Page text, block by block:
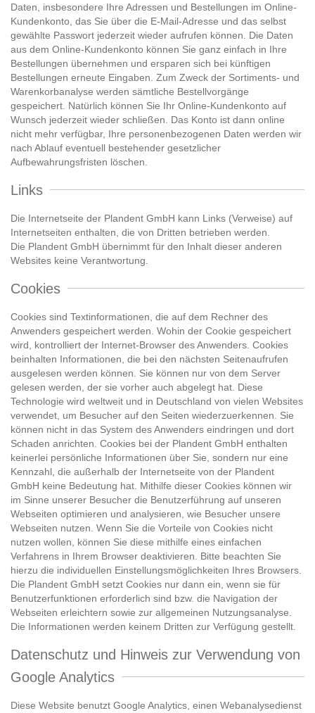
Daten, insbesondere Ihre Adressen und Bestellungen im Online-
Kundenkonto, das Sie über die E-Mail-Adresse und das selbst
gewählte Passwort jederzeit wieder aufrufen können. Die Daten
aus dem Online-Kundenkonto können Sie ganz einfach in Ihre
Bestellungen übernehmen und ersparen sich bei künftigen
Bestellungen erneute Eingaben. Zum Zweck der Sortiments- und
Warenkorbanalyse werden sämtliche Bestellvorgänge
gespeichert. Natürlich können Sie Ihr Online-Kundenkonto auf
Wunsch jederzeit wieder schließen. Das Konto ist dann online
nicht mehr verfügbar, Ihre personenbezogenen Daten werden wir
nach Ablauf eventuell bestehender gesetzlicher
Aufbewahrungsfristen löschen.
Links
Die Internetseite der Plandent GmbH kann Links (Verweise) auf
Internetseiten enthalten, die von Dritten betrieben werden.
Die Plandent GmbH übernimmt für den Inhalt dieser anderen
Websites keine Verantwortung.
Cookies
Cookies sind Textinformationen, die auf dem Rechner des
Anwenders gespeichert werden. Wohin der Cookie gespeichert
wird, kontrolliert der Internet-Browser des Anwenders. Cookies
beinhalten Informationen, die bei den nächsten Seitenaufrufen
ausgelesen werden können. Sie können nur von dem Server
gelesen werden, der sie vorher auch abgelegt hat. Diese
Technologie wird weltweit und in Deutschland von vielen Websites
verwendet, um Besucher auf den Seiten wiederzuerkennen. Sie
können nicht in das System des Anwenders eindringen und dort
Schaden anrichten. Cookies bei der Plandent GmbH enthalten
keinerlei persönliche Informationen über Sie, sondern nur eine
Kennzahl, die außerhalb der Internetseite von der Plandent
GmbH keine Bedeutung hat. Mithilfe dieser Cookies können wir
im Sinne unserer Besucher die Benutzerführung auf unseren
Webseiten optimieren und analysieren, wie Besucher unsere
Webseiten nutzen. Wenn Sie die Vorteile von Cookies nicht
nutzen wollen, können Sie diese mithilfe eines einfachen
Verfahrens in Ihrem Browser deaktivieren. Bitte beachten Sie
hierzu die individuellen Einstellungsmöglichkeiten Ihres Browsers.
Die Plandent GmbH setzt Cookies nur dann ein, wenn sie für
Benutzerfunktionen erforderlich sind bzw. die Navigation der
Webseiten erleichtern sowie zur allgemeinen Nutzungsanalyse.
Die Informationen werden keinem Dritten zur Verfügung gestellt.
Datenschutz und Hinweis zur Verwendung von
Google Analytics
Diese Website benutzt Google Analytics, einen Webanalysedienst